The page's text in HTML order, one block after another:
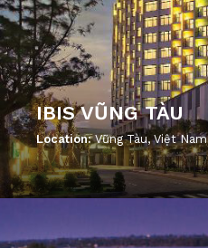
IBIS VŨNG TÀU
Location:Vũng Tàu, Việt Nam